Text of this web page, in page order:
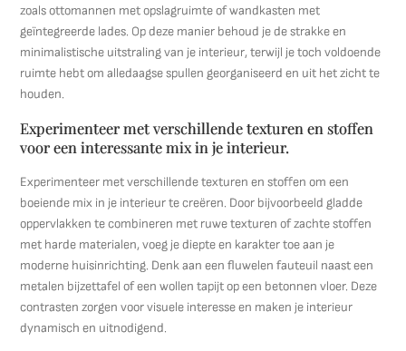
zoals ottomannen met opslagruimte of wandkasten met
geïntegreerde lades. Op deze manier behoud je de strakke en
minimalistische uitstraling van je interieur, terwijl je toch voldoende
ruimte hebt om alledaagse spullen georganiseerd en uit het zicht te
houden.
Experimenteer met verschillende texturen en stoffen
voor een interessante mix in je interieur.
Experimenteer met verschillende texturen en stoffen om een
boeiende mix in je interieur te creëren. Door bijvoorbeeld gladde
oppervlakken te combineren met ruwe texturen of zachte stoffen
met harde materialen, voeg je diepte en karakter toe aan je
moderne huisinrichting. Denk aan een fluwelen fauteuil naast een
metalen bijzettafel of een wollen tapijt op een betonnen vloer. Deze
contrasten zorgen voor visuele interesse en maken je interieur
dynamisch en uitnodigend.